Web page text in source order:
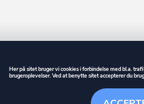
GUIDE
Her på sitet bruger vi cookies i forbindelse med bl.a.
brugeroplevelser. Ved at benytte sitet accepterer du